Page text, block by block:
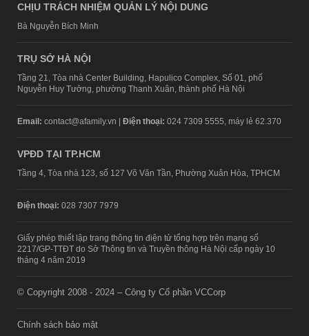
CHỊU TRÁCH NHIỆM QUẢN LÝ NỘI DUNG
Bà Nguyễn Bích Minh
TRỤ SỞ HÀ NỘI
Tầng 21, Tòa nhà Center Building, Hapulico Complex, Số 01, phố
Nguyễn Huy Tưởng, phường Thanh Xuân, thành phố Hà Nội
Email: contact@afamily.vn | Điện thoại: 024 7309 5555, máy lẻ 62.370
VPĐD TẠI TP.HCM
Tầng 4, Tòa nhà 123, số 127 Võ Văn Tần, Phường Xuân Hòa, TPHCM
Điện thoại: 028 7307 7979
Giấy phép thiết lập trang thông tin điện tử tổng hợp trên mạng số
2217/GP-TTĐT do Sở Thông tin và Truyền thông Hà Nội cấp ngày 10
tháng 4 năm 2019
© Copyright 2008 - 2024 – Công ty Cổ phần VCCorp
Chính sách bảo mật